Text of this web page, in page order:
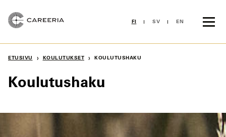
sisältöön
FI SV EN
ETUSIVU › KOULUTUKSET › KOULUTUSHAKU
Koulutushaku